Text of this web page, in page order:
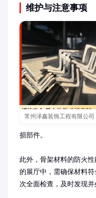
维护与注意事项
常州泽鑫装饰工程有限公司
损部件。
此外，骨架材料的防火
的展厅中，需确保材料
次全面检查，及时发现并